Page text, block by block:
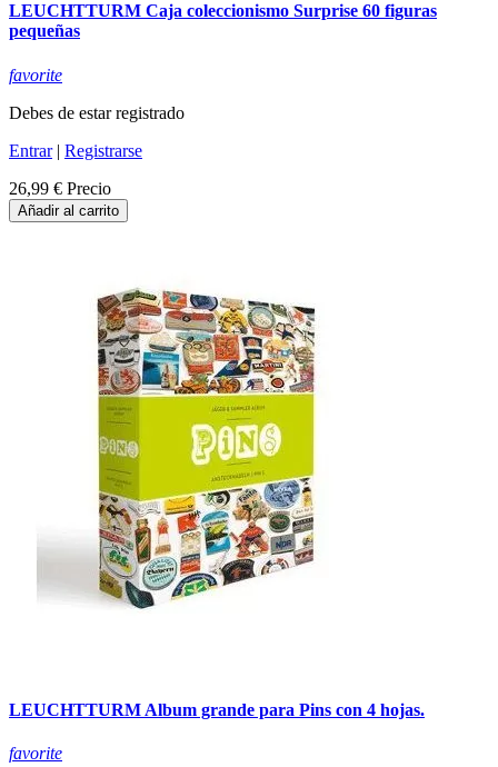
LEUCHTTURM Caja coleccionismo Surprise 60 figuras
pequeñas
favorite
Debes de estar registrado
Entrar| Registrarse
26,99 € Precio
Añadir al carrito
LEUCHTTURM Album grande para Pins con 4 hojas.
favorite